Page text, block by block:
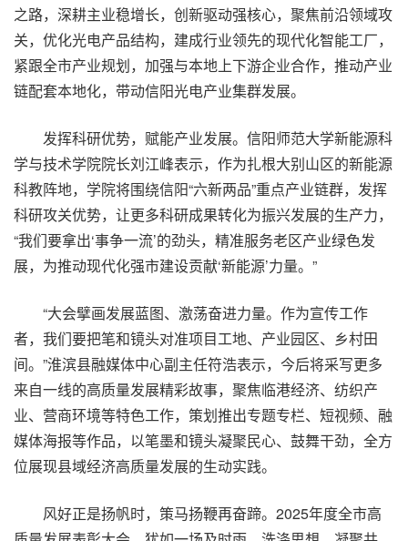
之路，深耕主业稳增长，创新驱动强核心，聚焦前沿领域攻
关，优化光电产品结构，建成行业领先的现代化智能工厂，
紧跟全市产业规划，加强与本地上下游企业合作，推动产业
链配套本地化，带动信阳光电产业集群发展。
发挥科研优势，赋能产业发展。信阳师范大学新能源科
学与技术学院院长刘江峰表示，作为扎根大别山区的新能源
科教阵地，学院将围绕信阳“六新两品”重点产业链群，发挥
科研攻关优势，让更多科研成果转化为振兴发展的生产力，
“我们要拿出‘事争一流’的劲头，精准服务老区产业绿色发
展，为推动现代化强市建设贡献‘新能源’力量。”
“大会擘画发展蓝图、激荡奋进力量。作为宣传工作
者，我们要把笔和镜头对准项目工地、产业园区、乡村田
间。”淮滨县融媒体中心副主任符浩表示，今后将采写更多
来自一线的高质量发展精彩故事，聚焦临港经济、纺织产
业、营商环境等特色工作，策划推出专题专栏、短视频、融
媒体海报等作品，以笔墨和镜头凝聚民心、鼓舞干劲，全方
位展现县域经济高质量发展的生动实践。
风好正是扬帆时，策马扬鞭再奋蹄。2025年度全市高